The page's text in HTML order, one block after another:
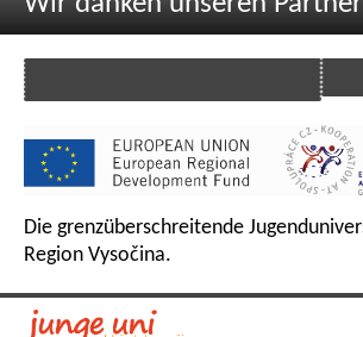
Die grenzüberschreitende
Region Vysočina.